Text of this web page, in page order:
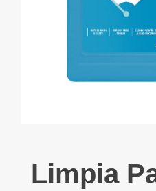
Limpia